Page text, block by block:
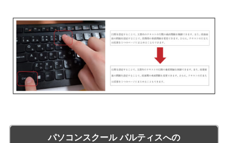
パソコンスクール パルティスへの